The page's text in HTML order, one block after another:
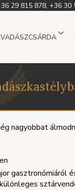
29 815 878, +36 30
VADÁSZCSÁRDA
nagyobbat
gasztronómiáról